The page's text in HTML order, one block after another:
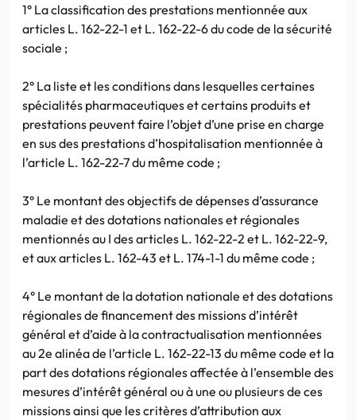
1° La classification des prestations mentionnée aux
articles L. 162-22-1 et L. 162-22-6 du code de la sécurité
sociale ;
2° La liste et les conditions dans lesquelles certaines
spécialités pharmaceutiques et certains produits et
prestations peuvent faire l’objet d’une prise en charge
en sus des prestations d’hospitalisation mentionnée à
l’article L. 162-22-7 du même code ;
3° Le montant des objectifs de dépenses d’assurance
maladie et des dotations nationales et régionales
mentionnés au I des articles L. 162-22-2 et L. 162-22-9,
et aux articles L. 162-43 et L. 174-1-1 du même code ;
4° Le montant de la dotation nationale et des dotations
régionales de financement des missions d’intérêt
général et d’aide à la contractualisation mentionnées
au 2e alinéa de l’article L. 162-22-13 du même code et la
part des dotations régionales affectée à l’ensemble des
mesures d’intérêt général ou à une ou plusieurs de ces
missions ainsi que les critères d’attribution aux